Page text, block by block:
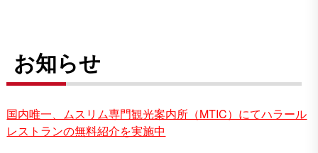
お知らせ
国内唯一、ムスリム専門観光案内所（MTIC）にてハラール
レストランの無料紹介を実施中